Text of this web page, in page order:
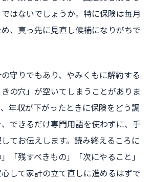
はないでしょうか。特に保険は毎月
、真っ先に見直し候補になりがちで
守りでもあり、やみくもに解約する
の穴」が空いてしまうことがありま
年収が下がったときに保険をどう調
できるだけ専門用語を使わずに、手
てお伝えします。読み終えるころに
「残すべきもの」「次にやること」
して家計の立て直しに進めるはずで